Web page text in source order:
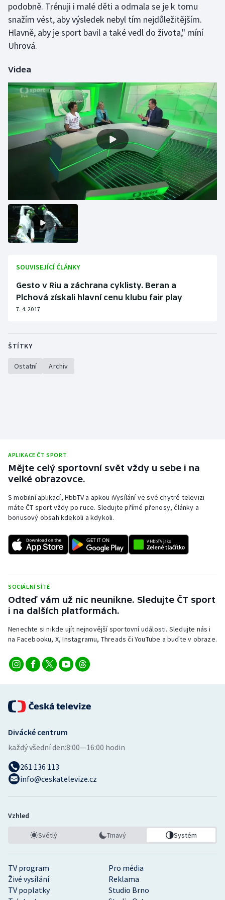
Olympijské hry
Parasport
Plážový volejbal
Ragby
Rychlobruslení
Rychlostní kanoistika
Short track
Sportovní střelba
Stolní tenis
podobně. Trénuji i malé děti a odmala se je k tomu
snažím vést, aby výsledek nebyl tím nejdůležitějším.
Hlavně, aby je sport bavil a také vedl do života," míní
Uhrová.
Videa
SOUVISEJÍCÍ ČLÁNKY
Gesto v Riu a záchrana cyklisty. Beran a
Plchová získali hlavní cenu klubu fair play
7. 4. 2017
ŠTÍTKY
Ostatní Archiv
APLIKACE ČT SPORT
Mějte celý sportovní svět vždy u sebe i na
velké obrazovce.
S mobilní aplikací, HbbTV a apkou iVysílání ve své chytré televizi
máte ČT sport vždy po ruce. Sledujte přímé přenosy, články a
bonusový obsah kdekoli a kdykoli.
SOCIÁLNÍ SÍTĚ
Odteď vám už nic neunikne. Sledujte ČT sport
i na dalších platformách.
Nenechte si nikde ujít nejnovější sportovní události. Sledujte nás i
na Facebooku, X, Instagramu, Threads či YouTube a buďte v obraze.
TV program
Pro média
Živé vysílání
Reklama
TV poplatky
Studio Brno
Divácké centrum
každý všední den:8:00—16:00 hodin
261 136 113
info@ceskatelevize.cz
Vzhled
Světlý Tmavý Systém